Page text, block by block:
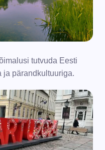
tutvuda Eesti
ja pärandkultuuriga.